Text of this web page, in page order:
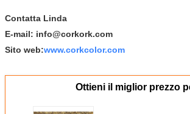
Contatta Linda
E-mail: info@corkork.com
Sito web:www.corkcolor.com
Ottieni il miglior prezzo